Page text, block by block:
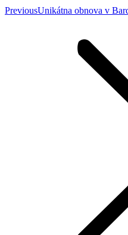
PreviousPrevious
Unikátna obnova v